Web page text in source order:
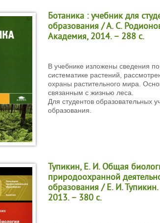
Ботаника : учебник для
образования / А. С.
Академия, 2014. – 288 с.
В учебнике изложены сведения
систематике растений,
охраны растительного мира.
связанным с жизнью леса.
Для студентов образовательных
образования.
Тупикин, Е. И. Общая
природоохранной
образования / Е. И.
2013. – 380 с.